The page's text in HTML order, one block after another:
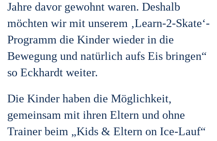
Jahre davor gewohnt waren. Deshalb
möchten wir mit unserem ‚Learn-2-Skate‘-
Programm die Kinder wieder in die
Bewegung und natürlich aufs Eis bringen“
so Eckhardt weiter.
Die Kinder haben die Möglichkeit,
gemeinsam mit ihren Eltern und ohne
Trainer beim „Kids & Eltern on Ice-Lauf“